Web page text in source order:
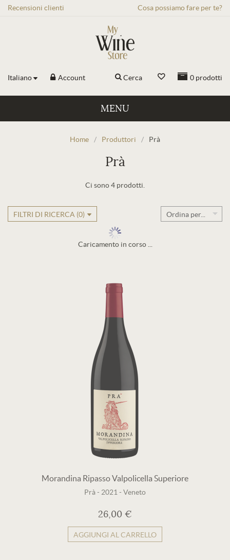
Recensioni clienti Cosa possiamo fare per te?
Italiano Account 0 prodotti
Cerca
MENU
Home / Produttori / Prà
Prà
Ci sono 4 prodotti.
FILTRI DI RICERCA (0) Ordina per...
Caricamento in corso ...
Morandina Ripasso Valpolicella Superiore
Prà- 2021 - Veneto
26,00 €
AGGIUNGI AL CARRELLO